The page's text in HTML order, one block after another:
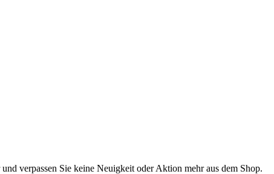
verpassen Sie keine Neuigkeit oder Aktion mehr aus dem Shop.